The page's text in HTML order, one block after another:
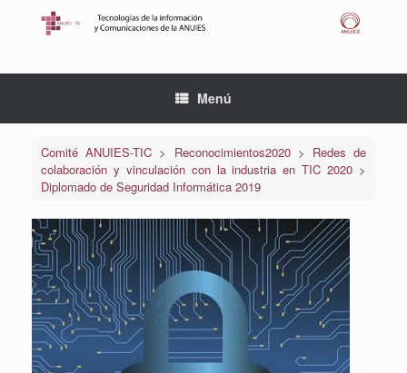
Menú
Comité ANUIES-TIC > Reconocimientos2020> Redes de
colaboración y vinculación con la industria en TIC 2020 >
Diplomado de Seguridad Informática 2019